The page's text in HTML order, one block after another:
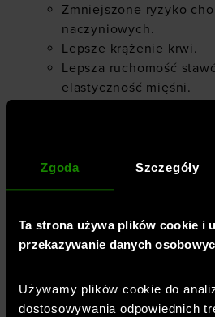
Zgoda Szczegóły
Ta strona używa plików cookie i
przekazywanie danych
Używamy plików cookie do
dostosowywania odpowiednich
Zmniejszone ryzyko
naczyniowych.
Lepsze krążenie krwi.
Lepsza ruchomość
elastyczność mięśni.
wykonywania
Jaki rower
Wybór roweru stacjonarnego
dostępna przestrzeń i
roweru. Poniżej przedstawiamy
roweru stacjonarnego: